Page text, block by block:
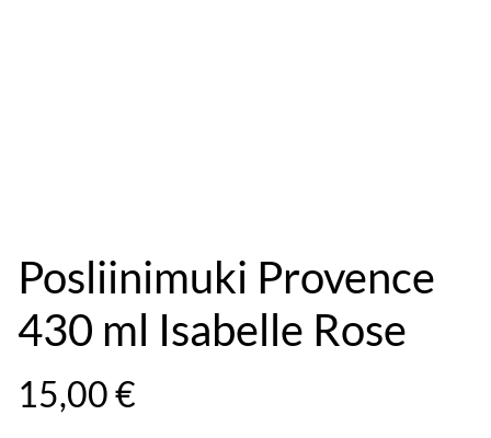
Posliinimuki Provence
430 ml Isabelle Rose
15,00 €